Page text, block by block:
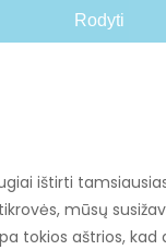
Rodyti
ištirti
mūsų
tokios aštrios, kad